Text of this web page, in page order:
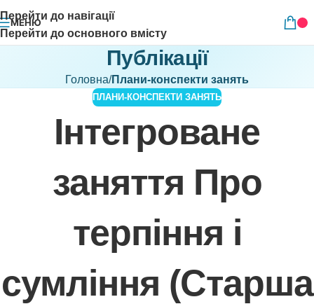
Перейти до навігації
Перейти до основного вмісту
МЕНЮ
Публікації
Головна/Плани-конспекти занять
ПЛАНИ-КОНСПЕКТИ ЗАНЯТЬ
Інтегроване
заняття Про
терпіння і
сумління (Старша